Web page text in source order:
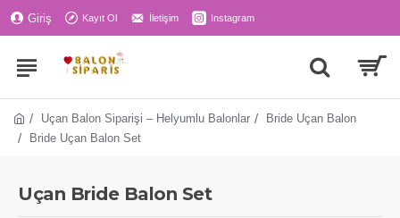
Giriş Kayıt Ol İletişim Instagram
Uçan Balon Siparişi – Helyumlu Balonlar
Bride Uçan Balon
Bride Uçan Balon Set
Uçan Bride Balon Set